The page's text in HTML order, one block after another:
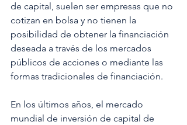
de capital, suelen ser empresas que no
cotizan en bolsa y no tienen la
posibilidad de obtener la financiación
deseada a través de los mercados
públicos de acciones o mediante las
formas tradicionales de financiación.
En los últimos años, el mercado
mundial de inversión de capital de